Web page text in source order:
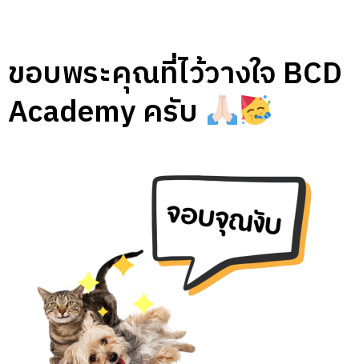
ขอบพระคุณที่ไว้วางใจ BCD
Academy ครับ